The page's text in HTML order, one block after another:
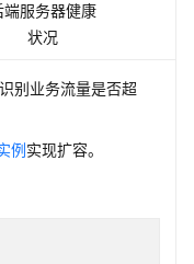
端服务器健康
状况
别业务流量是否超
例实现扩容。